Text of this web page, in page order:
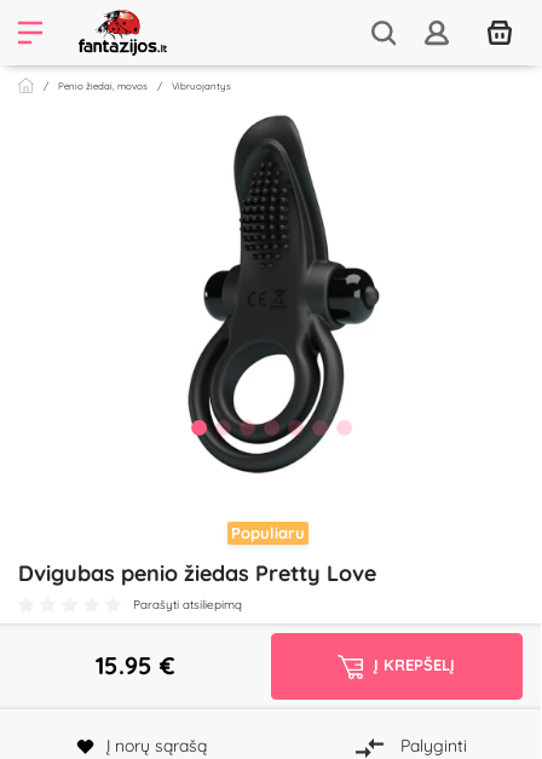
Penio žiedai, movos Vibruojantys
Populiaru
Dvigubas penio žiedas Pretty Love
Parašyti atsiliepimą
15.95 € Į KREPŠELĮ
Į norų sąrašą Palyginti